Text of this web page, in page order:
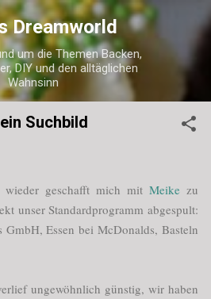
zum Hauptbereich
Dreamworld
um die Themen Backen,
DIY und den alltäglichen
Wahnsinn
Suchbild
geschafft mich mit Meikezu
unser Standardprogramm abgespult:
Essen bei McDonalds, Basteln
ungewöhnlich günstig, wir haben